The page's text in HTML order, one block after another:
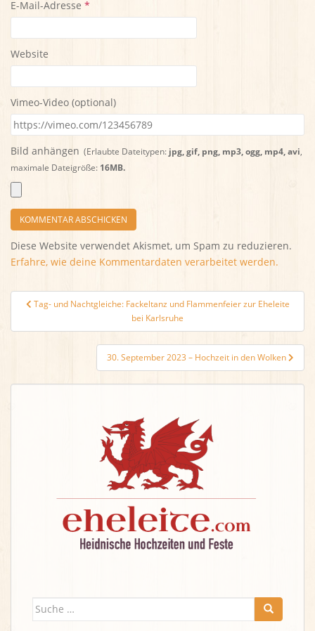
E-Mail-Adresse *
Website
Vimeo-Video (optional)
Bild anhängen (Erlaubte Dateitypen: jpg, gif, png, mp3, ogg, mp4, avi
maximale Dateigröße: 16MB.
Diese Website verwendet Akismet, um Spam zu reduzieren.
Erfahre, wie deine Kommentardaten verarbeitet werden.
Beitragsnavigation
Tag- und Nachtgleiche: Fackeltanz und Flammenfeier zur Eheleite
bei Karlsruhe
30. September 2023 – Hochzeit in den Wolken
Suche